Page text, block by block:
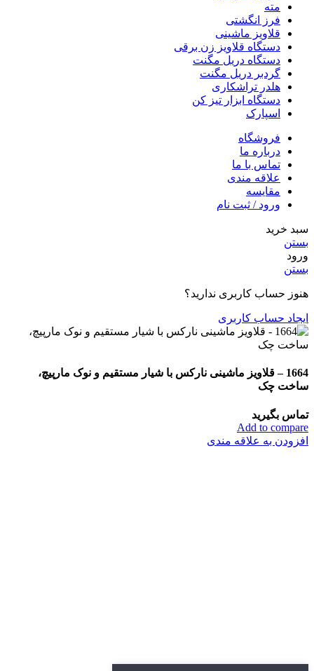
مته
فرز انگشتی
قلاویز ماشینی
دستگاه قلاویز زن برقی
دستگاه دریل مگنت
گردبر دریل مگنت
هلدر تراشکاری
دستگاه ابزار تیز کن
اسپارک
فروشگاه
درباره ما
تماس با ما
علاقه مندی
مقایسه
ورود / ثبت نام
سبد خرید
بستن
ورود
بستن
هنوز حساب کاربری ندارید؟
ایجاد حساب کاربری
1664 – قلاویز ماشینی نارکس با شیار مستقیم و نوک مارپیچ،
ساخت چک
تماس بگیرید
Add to compare
افزودن به علاقه مندی